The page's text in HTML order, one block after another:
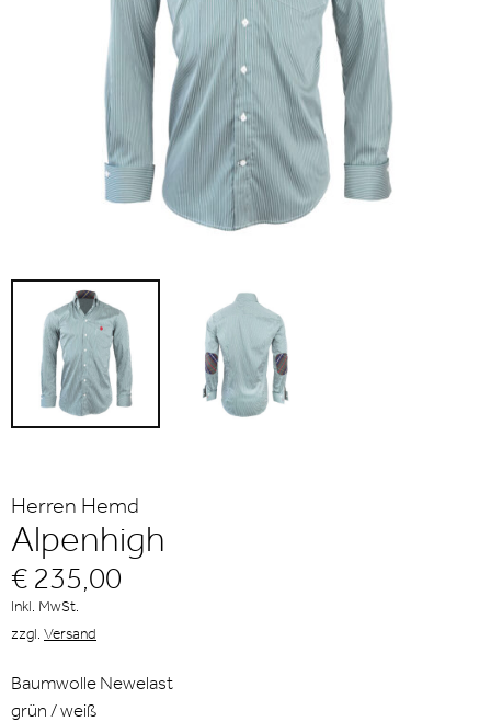
Herren Hemd
Alpenhigh
€ 235,00
Inkl. MwSt.
zzgl. Versand
Baumwolle Newelast
grün / weiß